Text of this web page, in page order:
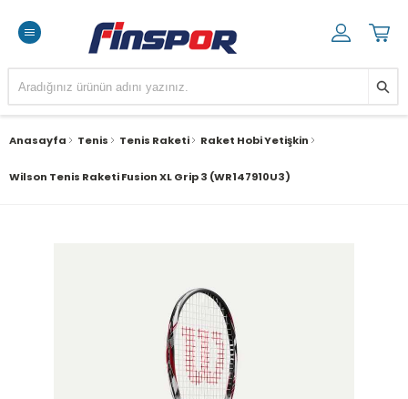
Anasayfa Tenis Tenis Raketi Raket Hobi Yetişkin
Wilson Tenis Raketi Fusion XL Grip 3 (WR147910U3)